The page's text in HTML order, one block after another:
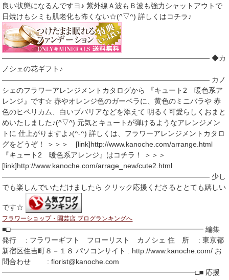
良い状態になるんですヨ♪ 紫外線Ａ波もＢ波も強力シャットアウトで
日焼けもシミも肌老化も怖くない☆(^▽^) 詳しくはコチラ♪
――――――――――――――――――――――――――――― ◆カ
ノシェの花ギフト♪
――――――――――――――――――――――――――――― カノ
シェのフラワーアレンジメントカタログから 『キュート2 暖色系ア
レンジ』です☆ 赤やオレンジ色のガーベラに、黄色のミニバラや 赤
色のヒペリカム、白いブバリアなどを添えて 明るく可愛らしくおまと
めいたしました♪(^▽^) 元気とキュートが弾けるようなアレンジメン
トに 仕上がりますよ♪(^-^) 詳しくは、フラワーアレンジメントカタロ
グをどうぞ！ ＞＞＞ [link]http://www.kanoche.com/arrange.html
『キュート2 暖色系アレンジ』はコチラ！ ＞＞＞
[link]http://www.kanoche.com/arrage_new/cute2.html
――――――――――――――――――――――――――――― 少し
でも楽しんでいただけましたら クリック応援くださるととても嬉しい
です☆
フラワーショップ・園芸店 ブログランキングへ
■□━━━━━━━━━━━━━━━━━━━━━━━━━━━ 編集
発行 : フラワーギフト フローリスト カノシェ 住 所 : 東京都
新宿区住吉町８－１８ パソコンサイト : http://www.kanoche.com/ お
問合わせ : florist@kanoche.com
━━━━━━━━━━━━━━━━━━━━━━━━━━━□■ 応援